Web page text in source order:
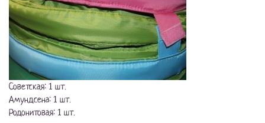
Советская: 1 шт.
Амундсена: 1 шт.
Родонитовая: 1 шт.